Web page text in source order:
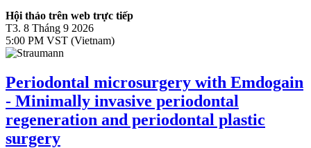
Hội thảo trên web trực tiếp
T3. 8 Tháng 9 2026
5:00 PM VST (Vietnam)
Periodontal microsurgery with Emdogain
- Minimally invasive periodontal
regeneration and periodontal plastic
surgery